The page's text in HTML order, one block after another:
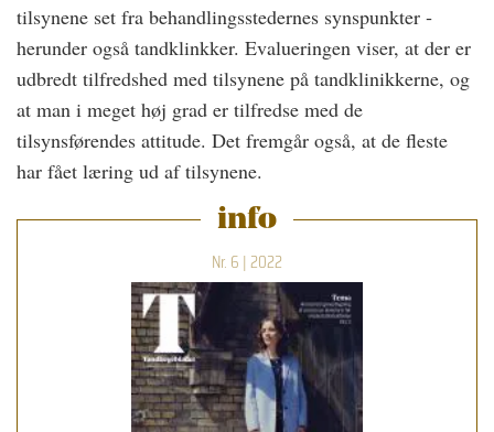
tilsynene set fra behandlingsstedernes synspunkter ­
herunder også tandklinkker. Evalueringen viser, at der er
udbredt tilfredshed med tilsynene på tandklinikkerne, og
at man i meget høj grad er tilfredse med de
tilsynsførendes attitude. Det fremgår også, at de fleste
har fået læring ud af tilsynene.
info
Nr. 6 | 2022